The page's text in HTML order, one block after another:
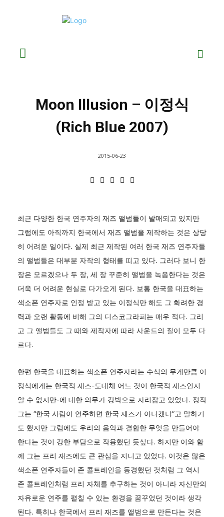
Moon Illusion – 이정식
(Rich Blue 2007)
2015-06-23
최근 다양한 한국 연주자의 재즈 앨범들이 발매되고 있지만
그럼에도 아직까지 한국에서 재즈 앨범을 제작하는 것은 상당
히 어려운 일이다. 실제 최근 제작된 여러 한국 재즈 연주자들
의 앨범들은 대부분 자작의 형태를 띠고 있다. 그러다 보니 한
장은 모르겠으나 두 장, 세 장 꾸준히 앨범을 녹음한다는 것은
더욱 더 어려운 현실로 다가오게 된다. 보통 한국을 대표하는
색소폰 연주자로 인정 받고 있는 이정식만 해도 그 화려한 경
력과 오랜 활동에 비해 그의 디스코그라피는 매우 적다. 그리
고 그 앨범들도 그 때와 제작자에 따라 사운드의 질이 모두 다
르다.
한편 한국을 대표하는 색소폰 연주자라는 수식의 무게만큼 이
정식에게는 한국적 재즈-도대체 어느 것이 한국적 재즈인지
알 수 없지만-에 대한 의무가 강박으로 자리잡고 있었다. 정작
그는 “한국 사람이 연주하면 한국 재즈가 아니겠냐”고 말하기
도 했지만 그럼에도 우리의 음악과 결합한 무엇을 만들어야
한다는 것이 강한 부담으로 작용했던 듯싶다. 하지만 이와 함
께 그는 프리 재즈에도 큰 관심을 지니고 있었다. 이것은 많은
색소폰 연주자들이 존 콜트레인을 동경했던 것처럼 그 역시
존 콜트레인처럼 프리 자체를 추구하는 것이 아니라 자신만의
자유로운 연주를 펼칠 수 있는 환경을 꿈꾸었던 것이라 생각
된다. 특히나 한국에서 프리 재즈를 앨범으로 만든다는 것은